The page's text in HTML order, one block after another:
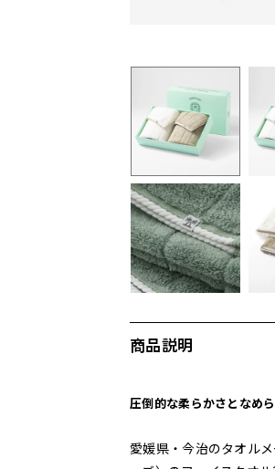
商品説明
圧倒的な柔らかさとなめ
愛媛県・今治のタオル